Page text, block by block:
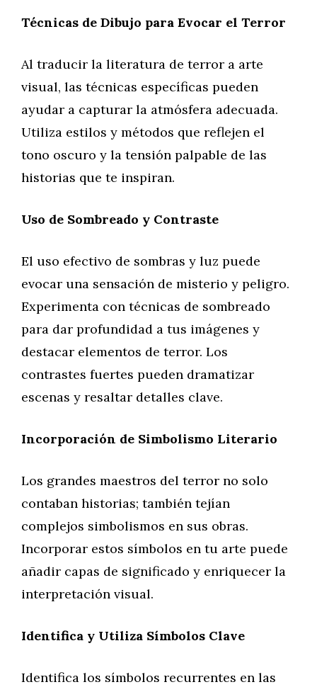
Técnicas de Dibujo para Evocar el Terror
Al traducir la literatura de terror a arte
visual, las técnicas específicas pueden
ayudar a capturar la atmósfera adecuada.
Utiliza estilos y métodos que reflejen el
tono oscuro y la tensión palpable de las
historias que te inspiran.
Uso de Sombreado y Contraste
El uso efectivo de sombras y luz puede
evocar una sensación de misterio y peligro.
Experimenta con técnicas de sombreado
para dar profundidad a tus imágenes y
destacar elementos de terror. Los
contrastes fuertes pueden dramatizar
escenas y resaltar detalles clave.
Incorporación de Simbolismo Literario
Los grandes maestros del terror no solo
contaban historias; también tejían
complejos simbolismos en sus obras.
Incorporar estos símbolos en tu arte puede
añadir capas de significado y enriquecer la
interpretación visual.
Identifica y Utiliza Símbolos Clave
Identifica los símbolos recurrentes en las